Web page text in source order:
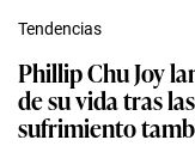
Tendencias
Phillip Chu Joy
de su vida tras
sufrimiento